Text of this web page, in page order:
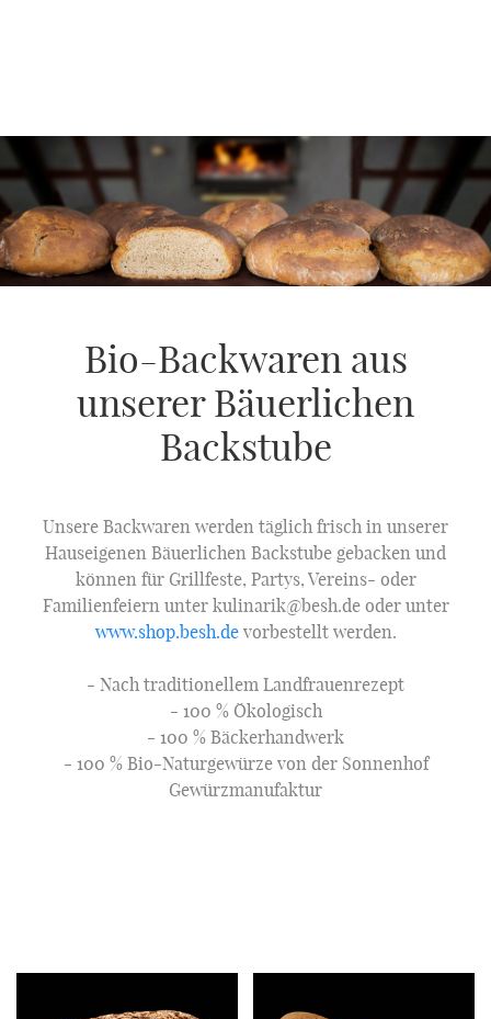
Bio-Backwaren aus
unserer Bäuerlichen
Backstube
Unsere Backwaren werden täglich frisch in unserer
Hauseigenen Bäuerlichen Backstube gebacken und
können für Grillfeste, Partys, Vereins- oder
Familienfeiern unter kulinarik@besh.de oder unter
www.shop.besh.de vorbestellt werden.
- Nach traditionellem Landfrauenrezept
- 100 % Ökologisch
- 100 % Bäckerhandwerk
- 100 % Bio-Naturgewürze von der Sonnenhof
Gewürzmanufaktur